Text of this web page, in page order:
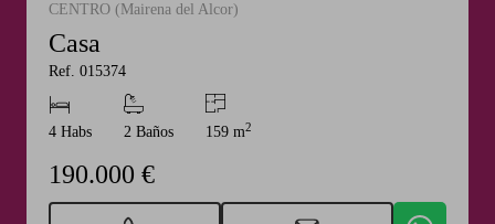
CENTRO (Mairena del Alcor)
Casa
Ref. 015374
4 Habs 2 Baños 159 m2
190.000 €